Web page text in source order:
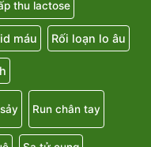
thu lactose
máu
Run chân tay